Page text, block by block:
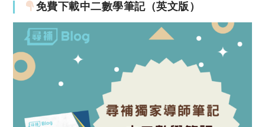
免費下載中二數學筆記（英文版）